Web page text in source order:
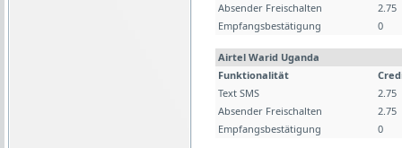
Absender Freischalten
2.75
Empfangsbestätigung
0
Airtel Warid Uganda
Funktionalität
Text SMS
2.75
Absender Freischalten
2.75
Empfangsbestätigung
0